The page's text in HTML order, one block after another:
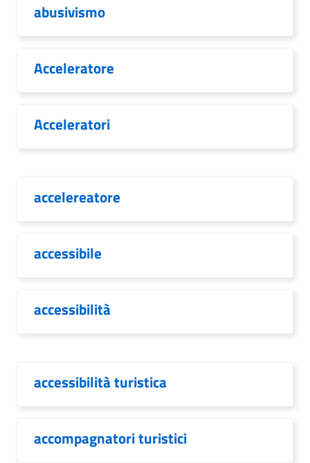
abusivismo
Acceleratore
Acceleratori
accelereatore
accessibile
accessibilità
accessibilità turistica
accompagnatori turistici